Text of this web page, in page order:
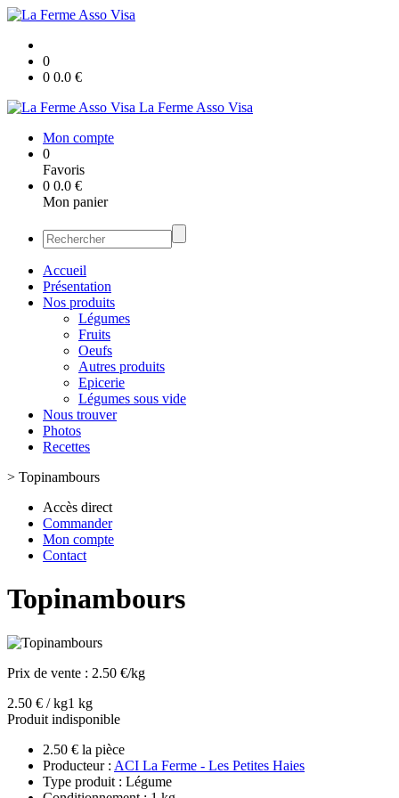
0
0 0.0 €
La Ferme Asso Visa
Mon compte
0
Favoris
0 0.0 €
Mon panier
Accueil
Présentation
Nos produits
Légumes
Fruits
Oeufs
Autres produits
Epicerie
Légumes sous vide
Nous trouver
Photos
Recettes
> Topinambours
Accès direct
Commander
Mon compte
Contact
Topinambours
Prix de vente : 2.50 €/kg
2.50 € / kg1 kg
Produit indisponible
2.50 € la pièce
Producteur : ACI La Ferme - Les Petites Haies
Type produit : Légume